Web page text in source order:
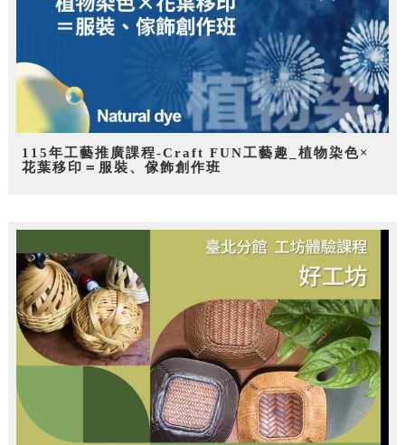
115年工藝推廣課程-Craft FUN工藝趣_植物染色×
花葉移印＝服裝、傢飾創作班